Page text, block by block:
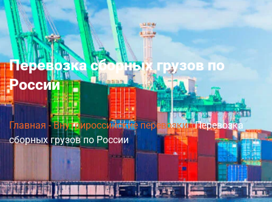
Перевозка сборных грузов по
России
Главная -Внутрироссийские перевозки-Перевозка
сборных грузов по России